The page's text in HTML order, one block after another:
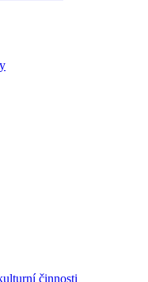
činnosti